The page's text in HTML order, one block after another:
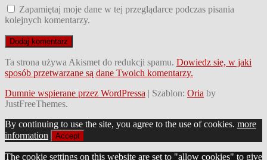
Zapamiętaj moje dane w tej przeglądarce podczas pisania
kolejnych komentarzy.
Ta strona używa Akismet do redukcji spamu. Dowiedz się, w jaki
sposób przetwarzane są dane Twoich komentarzy.
Dumnie wspierane przez WordPressa | Szablon: Oria by
JustFreeThemes.
By continuing to use the site, you agree to the use of cookies. more
information
Accept
The cookie settings on this website are set to "allow cookies" to give